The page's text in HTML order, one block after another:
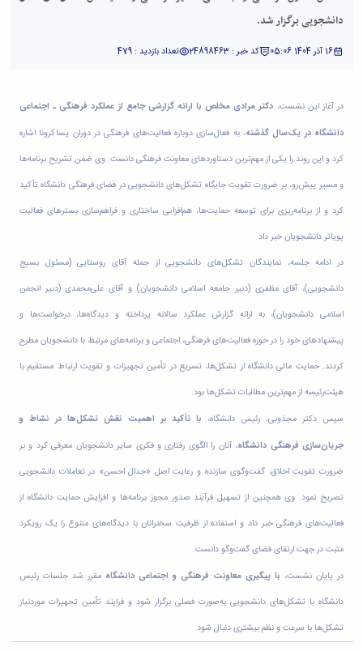
اجتماعی
حمایت
فرهنگی
اجتماعی
نمودار
ارتباط با
معاونت
تماس
با
ما
نشانی
و
نقشه
دفترچه
تلفن
ها
نام
انجمن
های
کسب
شده
تشکلهای
معرفی
کارشناسان
تشکل
های
آئین
نامه
فرم
های
نام
افتخارات
کسب
شده
کانونهای
فرهنگی
اجتماعی
معرفی
کارشناسان
لیست
کانون
فعال
آئین
ها
بوعلی
سینا
جشنواره
فرهنگی
"
کرونا
برای
همدلی"
های
ثبت
آنلاین
تورهای
زیارتی
دانشجویی
فرم
های
ثبت
نام
آنلاین
انتخابات
انجمن
های
علمی
فرم
های
نام
آنلاین
کانون
های
فرهنگی
اخبار
تشکل
های
کانون
های
فرهنگی
اجتماعی
گالری
مراسم
جشن
جدیدالورود
مراسم
دانش
آموختگی
جشن
اعیاد
مختلف
بایگانی
1401
سال
سال
1399
1398
دانشجویی برگزار شد.
16 آذر 1404 05:06 کد خبر : 24898463 تعداد بازدید : 479
در آغاز این نشست، دکتر مرادی مخلص با ارائه گزارشی جامع از عملکرد فرهنگی ـ اجتماعی
دانشگاه در یک‌سال گذشته، به فعال‌سازی دوباره فعالیت‌های فرهنگی در دوران پساکرونا اشاره
کرد و این روند را یکی از مهم‌ترین دستاوردهای معاونت فرهنگی دانست. وی ضمن تشریح برنامه‌ها
و مسیر پیش‌رو، بر ضرورت تقویت جایگاه تشکل‌های دانشجویی در فضای فرهنگی دانشگاه تأکید
کرد و از برنامه‌ریزی برای توسعه حمایت‌ها، هم‌افزایی ساختاری و فراهم‌سازی بسترهای فعالیت
پویاتر دانشجویان خبر داد.
در ادامه جلسه، نمایندگان تشکل‌های دانشجویی از جمله آقای روستایی (مسئول بسیج
دانشجویی)، آقای مظفری (دبیر جامعه اسلامی دانشجویان) و آقای علی‌محمدی (دبیر انجمن
اسلامی دانشجویان)، به ارائه گزارش عملکرد سالانه پرداخته و دیدگاه‌ها، درخواست‌ها و
پیشنهادهای خود را در حوزه فعالیت‌های فرهنگی، اجتماعی و برنامه‌های مرتبط با دانشجویان مطرح
کردند. حمایت مالی دانشگاه از تشکل‌ها، تسریع در تأمین تجهیزات و تقویت ارتباط مستقیم با
هیئت‌رئیسه از مهم‌ترین مطالبات تشکل‌ها بود.
سپس دکتر مجذوبی، رئیس دانشگاه، با تأکید بر اهمیت نقش تشکل‌ها در نشاط و
جریان‌سازی فرهنگی دانشگاه، آنان را الگوی رفتاری و فکری سایر دانشجویان معرفی کرد و بر
ضرورت تقویت اخلاق، گفت‌وگوی سازنده و رعایت اصل «جدال احسن» در تعاملات دانشجویی
تصریح نمود. وی همچنین از تسهیل فرآیند صدور مجوز برنامه‌ها و افزایش حمایت دانشگاه از
فعالیت‌های فرهنگی خبر داد و استفاده از ظرفیت سخنرانان با دیدگاه‌های متنوع را یک رویکرد
مثبت در جهت ارتقای فضای گفت‌وگو دانست.
در پایان نشست، با پیگیری معاونت فرهنگی و اجتماعی دانشگاه مقرر شد جلسات رئیس
دانشگاه با تشکل‌های دانشجویی به‌صورت فصلی برگزار شود و فرایند تأمین تجهیزات موردنیاز
تشکل‌ها با سرعت و نظم بیشتری دنبال شود.